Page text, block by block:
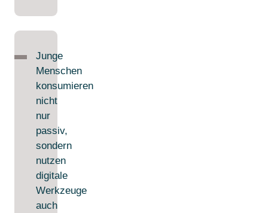
Junge
Menschen
konsumieren
nicht
nur
passiv,
sondern
nutzen
digitale
Werkzeuge
auch